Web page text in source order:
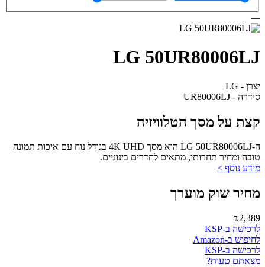
—
LG 50UR80006LJ
יצרן - LG
סידרה - UR80006LJ
קצת על מסך הטלוויזיה
ה-LG 50UR80006LJ הוא מסך 4K UHD בגודל נוח עם איכות תמונה
טובה ומחיר תחרותי, מתאים לחדרים בינוניים.
מידע נוסף >
מחיר שוק מוערך
₪2,389
לרכישה ב-KSP
לחיפוש ב-Amazon
לרכישה ב-KSP
מצאתם טעות?